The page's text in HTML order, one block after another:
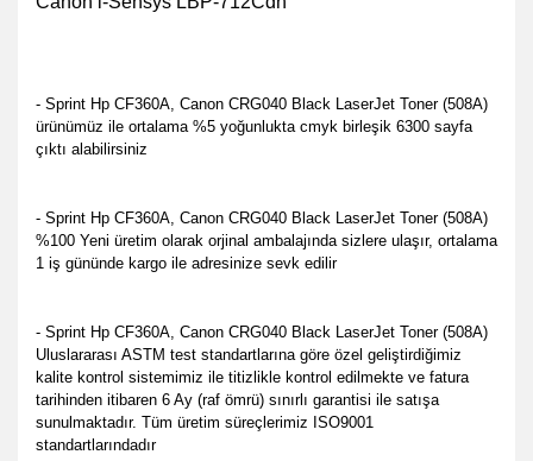
- Sprint Hp CF360A, Canon CRG040 Black LaserJet Toner (508A)
ürünümüz ile ortalama %5 yoğunlukta cmyk birleşik 6300 sayfa
çıktı alabilirsiniz
- Sprint Hp CF360A, Canon CRG040 Black LaserJet Toner (508A)
%100 Yeni üretim olarak orjinal ambalajında sizlere ulaşır, ortalama
1 iş gününde kargo ile adresinize sevk edilir
- Sprint Hp CF360A, Canon CRG040 Black LaserJet Toner (508A)
Uluslararası ASTM test standartlarına göre özel geliştirdiğimiz
kalite kontrol sistemimiz ile titizlikle kontrol edilmekte ve fatura
tarihinden itibaren 6 Ay (raf ömrü) sınırlı garantisi ile satışa
sunulmaktadır. Tüm üretim süreçlerimiz ISO9001
standartlarındadır